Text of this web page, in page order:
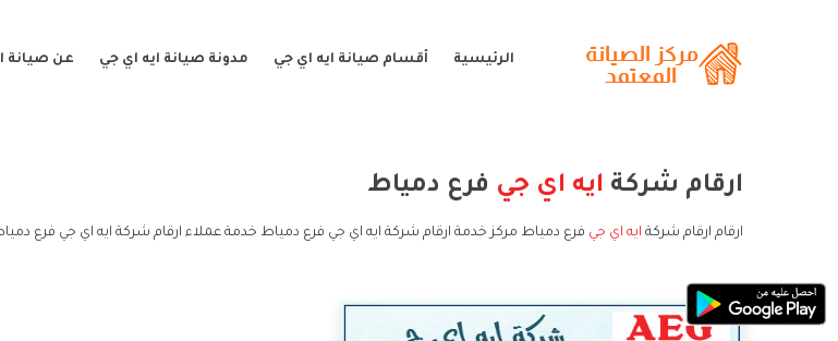
الرئيسية أقسام صيانة ايه اي جي مدونة صيانة ايه اي جي عن صيانة
ارقام شركة ايه اي جي فرع دمياط
ارقام ارقام شركة ايه اي جي فرع دمياط مركز خدمة ارقام شركة ايه اي جي فرع دمياط خدمة عملاء ارقام شركة ايه اي جي فرع